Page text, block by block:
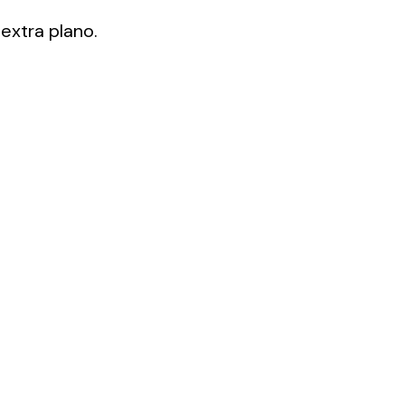
plano.